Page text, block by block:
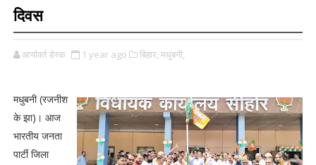
दिवस
आर्यावर्त डेस्क 1 year ago बिहार, मधुबनी,
मधुबनी (रजनीश
के झा)। आज
भारतीय जनता
पार्टी जिला